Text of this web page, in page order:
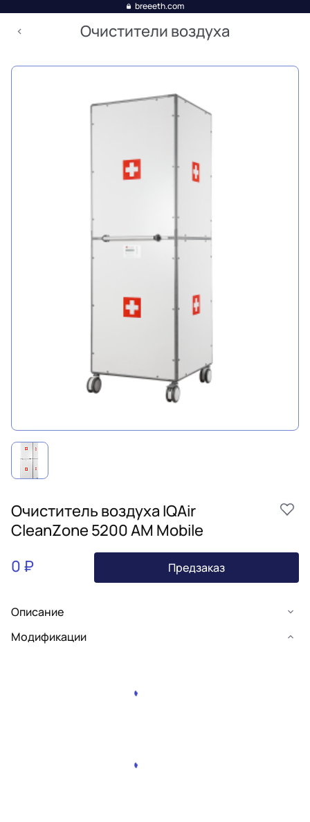
breeeth.com
Очистители воздуха
Очиститель воздуха IQAir
CleanZone 5200 AM Mobile
0 ₽
Предзаказ
Описание
Модификации